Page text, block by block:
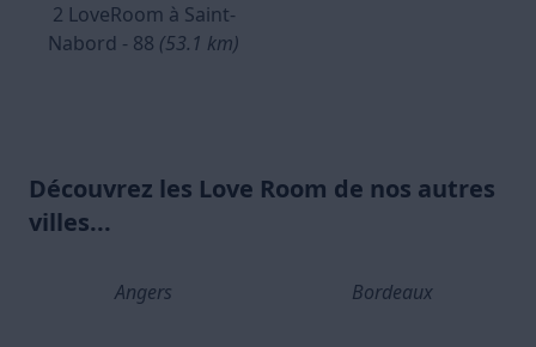
2 LoveRoom à Saint-
Nabord - 88 (53.1 km)
Découvrez les Love Room de nos autres
villes...
Angers Bordeaux